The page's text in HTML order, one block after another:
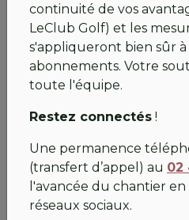
continuité de vos
LeClub Golf) et les
s'appliqueront bien sûr
abonnements. Votre
toute l'équipe.
Restez connectés !
Une permanence
(transfert d’appel) au 02
l'avancée du chantier
réseaux sociaux.
chaleureusement tous
couleurs du club sur les
💚 Nos Séniors : Bravo
remporte son premier
💚 Nos Jeunes
La Bretesche contre
Guérande. L'avenir du
mains !
💚 Nos Seniors SGPDLL :